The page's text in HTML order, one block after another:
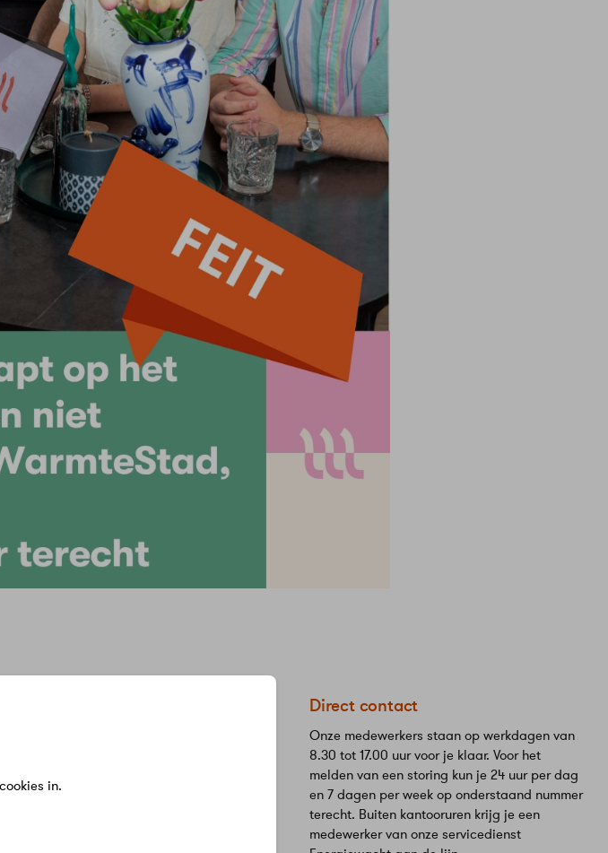
in.
Direct contact
Onze medewerkers staan op werkdagen van
8.30 tot 17.00 uur voor je klaar. Voor het
melden van een storing kun je 24 uur per dag
en 7 dagen per week op onderstaand nummer
terecht. Buiten kantooruren krijg je een
medewerker van onze servicedienst